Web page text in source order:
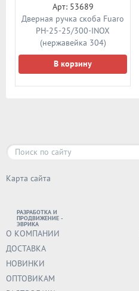
Арт: 53689
Дверная ручка скоба Fuaro
PH-25-25/300-INOX
(нержавейка 304)
В корзину
Карта сайта
РАЗРАБОТКА И
ПРОДВИЖЕНИЕ -
ЭВРИКА
О КОМПАНИИ
ДОСТАВКА
НОВИНКИ
ОПТОВИКАМ